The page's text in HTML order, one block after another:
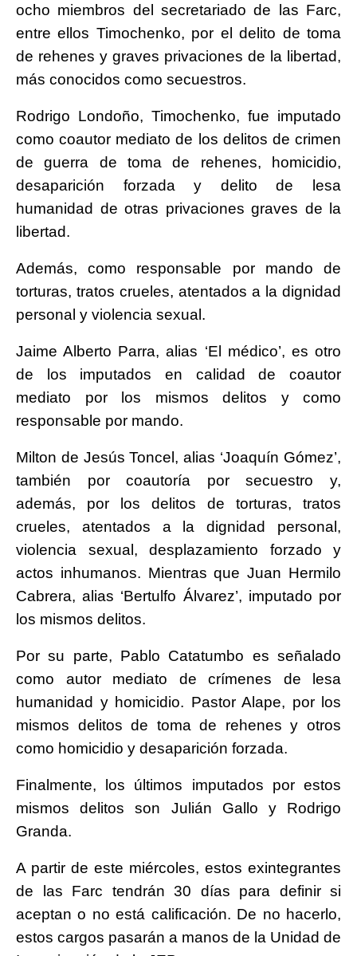
ocho miembros del secretariado de las Farc,
entre ellos Timochenko, por el delito de toma
de rehenes y graves privaciones de la libertad,
más conocidos como secuestros.
Rodrigo Londoño, Timochenko, fue imputado
como coautor mediato de los delitos de crimen
de guerra de toma de rehenes, homicidio,
desaparición forzada y delito de lesa
humanidad de otras privaciones graves de la
libertad.
Además, como responsable por mando de
torturas, tratos crueles, atentados a la dignidad
personal y violencia sexual.
Jaime Alberto Parra, alias ‘El médico’, es otro
de los imputados en calidad de coautor
mediato por los mismos delitos y como
responsable por mando.
Milton de Jesús Toncel, alias ‘Joaquín Gómez’,
también por coautoría por secuestro y,
además, por los delitos de torturas, tratos
crueles, atentados a la dignidad personal,
violencia sexual, desplazamiento forzado y
actos inhumanos. Mientras que Juan Hermilo
Cabrera, alias ‘Bertulfo Álvarez’, imputado por
los mismos delitos.
Por su parte, Pablo Catatumbo es señalado
como autor mediato de crímenes de lesa
humanidad y homicidio. Pastor Alape, por los
mismos delitos de toma de rehenes y otros
como homicidio y desaparición forzada.
Finalmente, los últimos imputados por estos
mismos delitos son Julián Gallo y Rodrigo
Granda.
A partir de este miércoles, estos exintegrantes
de las Farc tendrán 30 días para definir si
aceptan o no está calificación. De no hacerlo,
estos cargos pasarán a manos de la Unidad de